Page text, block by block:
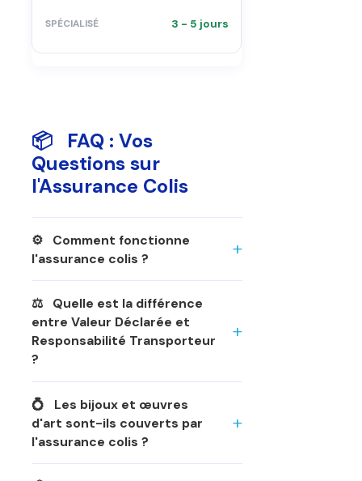
3 - 5 jours
📦 FAQ : Vos
Questions sur
l'Assurance Colis
⚙️ Comment fonctionne
l'assurance colis ?
⚖️ Quelle est la différence
entre Valeur Déclarée et
Responsabilité Transporteur
?
💍 Les bijoux et œuvres
d'art sont-ils couverts par
l'assurance colis ?